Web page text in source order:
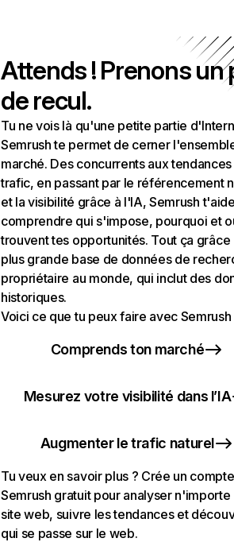
Attends ! Prenons un
de recul.
Tu ne vois là qu'une petite partie
Semrush te permet de cerner
marché. Des concurrents aux
trafic, en passant par le référencement
et la visibilité grâce à l'IA, Semrush
comprendre qui s'impose, pourquoi et
trouvent tes opportunités. Tout ça grâce
plus grande base de données de
propriétaire au monde, qui inclut des
historiques.
Voici ce que tu peux faire avec Semrush
Comprends ton marché
Mesurez votre visibilité dans l’IA
Augmenter le trafic naturel
Tu veux en savoir plus ? Crée un compte
Semrush gratuit pour analyser n'importe
site web, suivre les tendances et
qui se passe sur le web.